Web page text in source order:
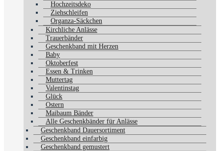
Hochzeitsdeko
Ziehschleifen
Organza-Säckchen
Kirchliche Anlässe
Trauerbänder
Geschenkband mit Herzen
Baby
Oktoberfest
Essen & Trinken
Muttertag
Valentinstag
Glück
Ostern
Maibaum Bänder
Alle Geschenkbänder für Anlässe
Geschenkband Dauersortiment
Geschenkband einfarbig
Geschenkband gemustert